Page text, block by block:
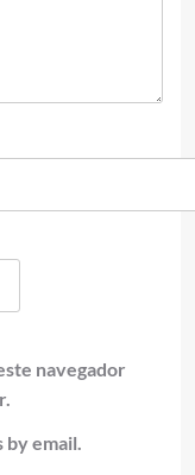
navegador
email.